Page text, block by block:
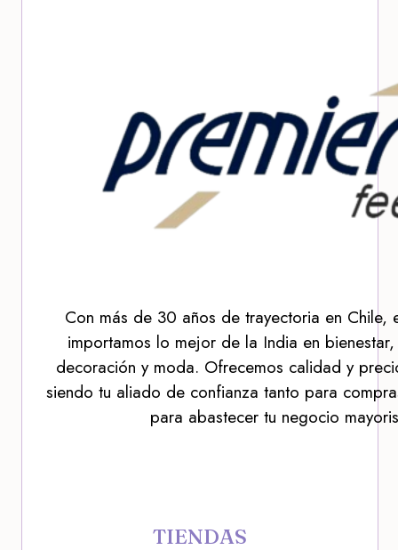
Con más de 30 años de trayectoria en Chile,
importamos lo mejor de la India en
decoración y moda. Ofrecemos calidad y
siendo tu aliado de confianza tanto para
para abastecer tu negocio
TIENDAS